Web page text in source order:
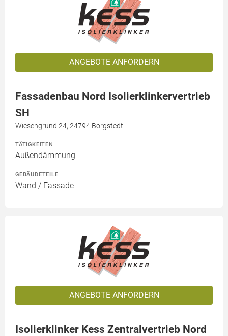
ANGEBOTE ANFORDERN
Fassadenbau Nord Isolierklinkervertrieb
SH
Wiesengrund 24, 24794 Borgstedt
TÄTIGKEITEN
Außendämmung
GEBÄUDETEILE
Wand / Fassade
ANGEBOTE ANFORDERN
Isolierklinker Kess Zentralvertrieb Nord